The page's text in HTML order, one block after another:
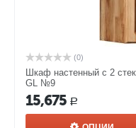
(0)
Шкаф настенный с 2
GL №9
15,675 Р